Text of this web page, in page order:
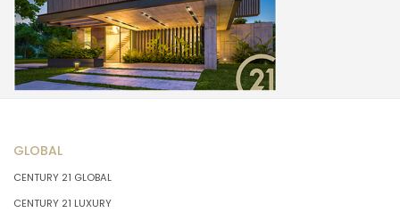
GLOBAL
CENTURY 21 GLOBAL
CENTURY 21 LUXURY